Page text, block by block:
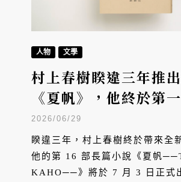
人物 文學
村上春樹睽違三年推
《夏帆》，他終於第
性成為主角
2026/06/29
睽違三年，村上春樹終於帶來全
他的第 16 部長篇小說《夏帆
KAHO──》將於 7 月 3 日正式